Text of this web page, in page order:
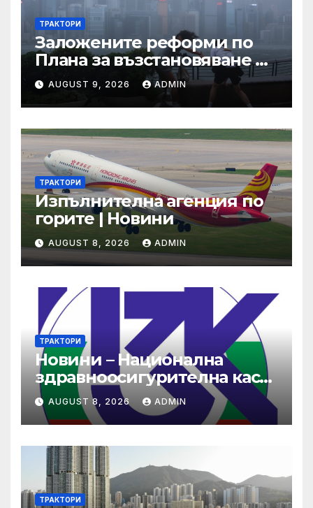
ТРАКТОРИ
Заложените реформи по
Плана за възстановяване и
устойчивост в част
енергетика са
неизпълними
AUGUST 9, 2026 ADMIN
ТРАКТОРИ
Изпълнителна агенция по
горите | Новини
AUGUST 8, 2026 ADMIN
ТРАКТОРИ
Новини – Национална
здравноосигурителна каса
(НЗОК)
AUGUST 8, 2026 ADMIN
ТРАКТОРИ